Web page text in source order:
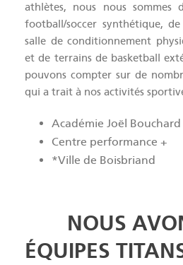
athlètes, nous nous sommes
football/soccer synthétique,
salle de conditionnement
et de terrains de basketball
pouvons compter sur de
qui a trait à nos activités
Académie Joël Bouchard
Centre performance +
*Ville de Boisbriand
NOUS
ÉQUIPES